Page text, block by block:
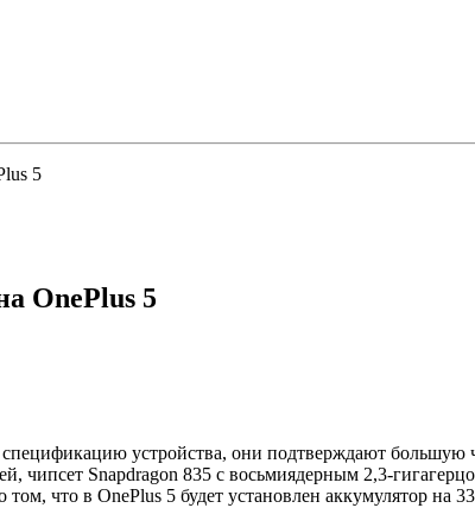
5
OnePlus 5
устройства, они подтверждают большую
Snapdragon 835 с восьмиядерным 2,3-
что в OnePlus 5 будет установлен аккумулятор на